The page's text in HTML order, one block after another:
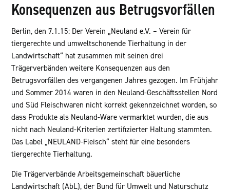
Konsequenzen aus Betrugsvorfällen
Berlin, den 7.1.15: Der Verein „Neuland e.V. – Verein für
tiergerechte und umweltschonende Tierhaltung in der
Landwirtschaft“ hat zusammen mit seinen drei
Trägerverbänden weitere Konsequenzen aus den
Betrugsvorfällen des vergangenen Jahres gezogen. Im Frühjahr
und Sommer 2014 waren in den Neuland-Geschäftsstellen Nord
und Süd Fleischwaren nicht korrekt gekennzeichnet worden, so
dass Produkte als Neuland-Ware vermarktet wurden, die aus
nicht nach Neuland-Kriterien zertifizierter Haltung stammten.
Das Label „NEULAND-Fleisch“ steht für eine besonders
tiergerechte Tierhaltung.
Die Trägerverbände Arbeitsgemeinschaft bäuerliche
Landwirtschaft (AbL), der Bund für Umwelt und Naturschutz